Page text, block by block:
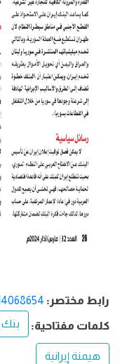
رابط مختصر:
كلمات مفتاحية: بنك
هيمنة إيرانية